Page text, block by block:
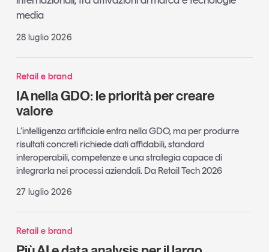
media
28 luglio 2026
Retail e brand
IA nella GDO: le priorità per creare
valore
L’intelligenza artificiale entra nella GDO, ma per produrre
risultati concreti richiede dati affidabili, standard
interoperabili, competenze e una strategia capace di
integrarla nei processi aziendali. Da Retail Tech 2026
27 luglio 2026
Retail e brand